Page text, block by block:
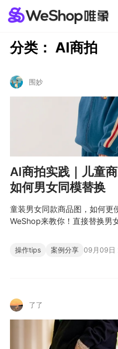
分类： AI商拍
围妙
AI商拍实践｜儿童
如何男女同模替换
童装男女同款商品图，如何更
WeShop来教你！直接替换男
操作tips 案例分享 09月09日
了了